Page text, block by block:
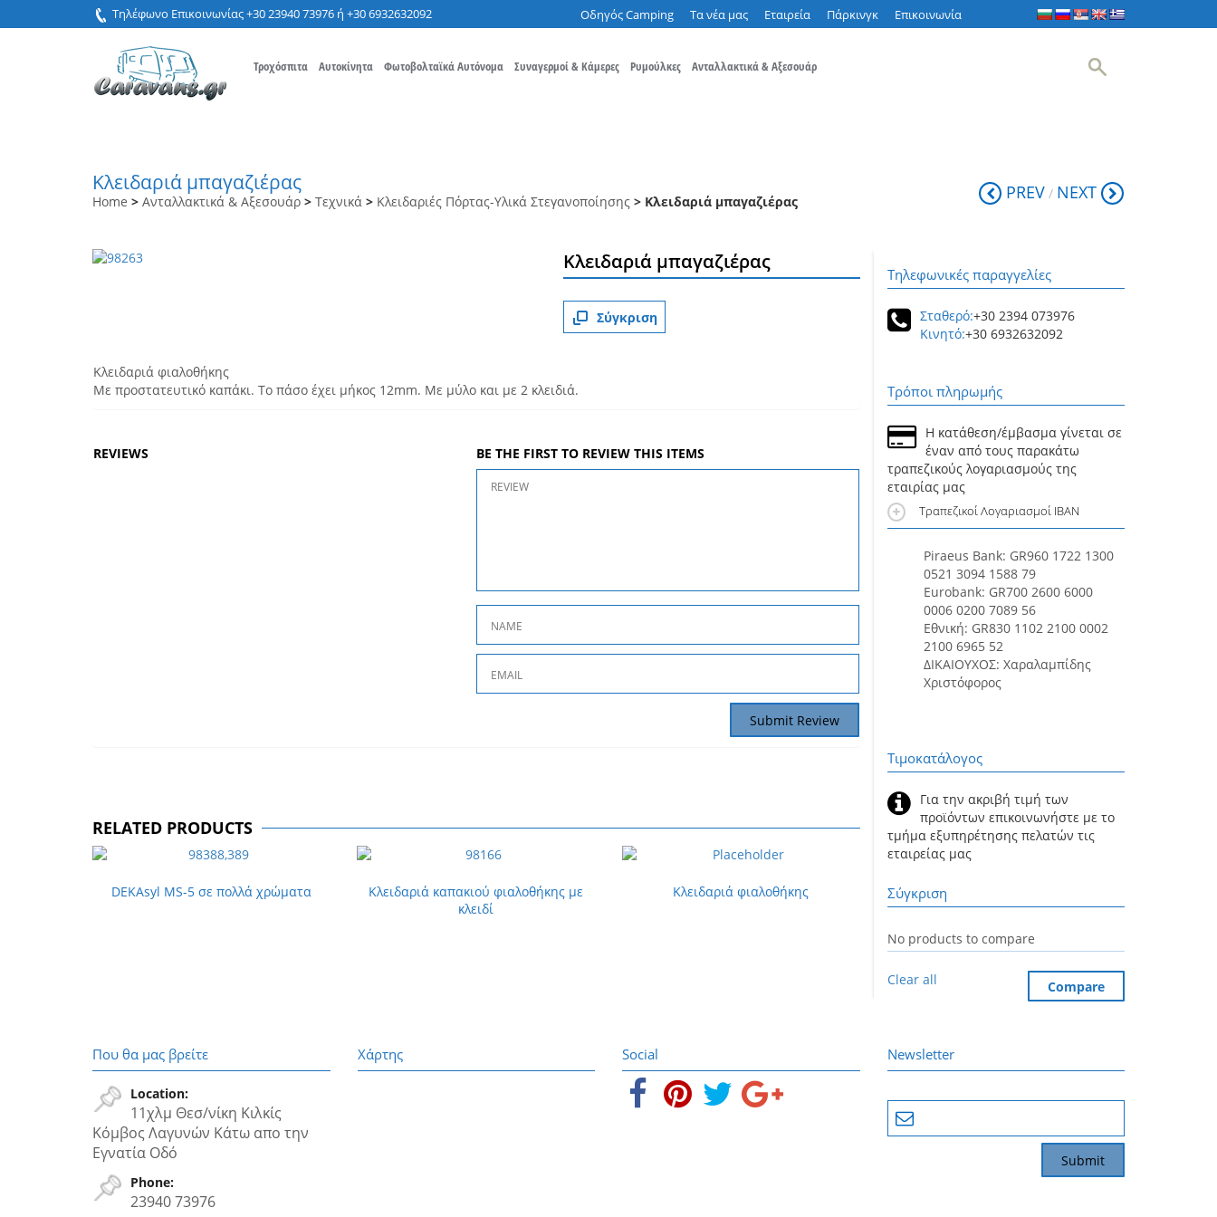
Τηλέφωνο Επικοινωνίας +30 23940 73976 ή +30 6932632092 Οδηγός Camping Τα νέα μας Εταιρεία Πάρκινγκ Επικοινωνία
Τροχόσπιτα Αυτοκίνητα Φωτοβολταϊκά Αυτόνομα Συναγερμοί & Κάμερες Ρυμούλκες Ανταλλακτικά & Αξεσουάρ
Κλειδαριά μπαγαζιέρας
Home > Ανταλλακτικά & Αξεσουάρ > Τεχνικά > Κλειδαριές Πόρτας-Υλικά Στεγανοποίησης > Κλειδαριά μπαγαζιέρας PREV / NEXT
Κλειδαριά μπαγαζιέρας
Σύγκριση
Κλειδαριά φιαλοθήκης
Με προστατευτικό καπάκι. Το πάσο έχει μήκος 12mm. Με μύλο και με 2 κλειδιά.
REVIEWS BE THE FIRST TO REVIEW THIS ITEMS
RELATED PRODUCTS
DEKAsyl MS-5 σε πολλά χρώματα
Κλειδαριά καπακιού φιαλοθήκης με
κλειδί
Κλειδαριά φιαλοθήκης
Τηλεφωνικές παραγγελίες
Σταθερό:+30 2394 073976
Κινητό:+30 6932632092
Τρόποι πληρωμής
Η κατάθεση/έμβασμα γίνεται σε
έναν από τους παρακάτω
τραπεζικούς λογαριασμούς της
εταιρίας μας
Τραπεζικοί Λογαριασμοί IBAN
Piraeus Bank: GR960 1722 1300
0521 3094 1588 79
Eurobank: GR700 2600 6000
0006 0200 7089 56
Εθνική: GR830 1102 2100 0002
2100 6965 52
ΔΙΚΑΙΟΥΧΟΣ: Χαραλαμπίδης
Χριστόφορος
Τιμοκατάλογος
Για την ακριβή τιμή των
προϊόντων επικοινωνήστε με το
τμήμα εξυπηρέτησης πελατών τις
εταιρείας μας
Σύγκριση
No products to compare
Clear all Compare
Που θα μας βρείτε
Location:
11χλμ Θεσ/νίκη Κιλκίς
Κόμβος Λαγυνών Κάτω απο την
Εγνατία Oδό
Phone:
23940 73976
Χάρτης Social Newsletter